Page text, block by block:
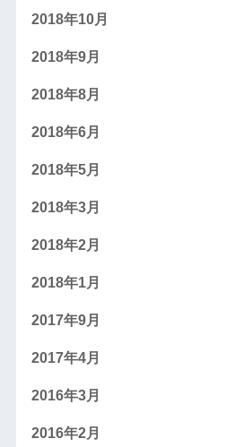
2018年10月
2018年9月
2018年8月
2018年6月
2018年5月
2018年3月
2018年2月
2018年1月
2017年9月
2017年4月
2016年3月
2016年2月